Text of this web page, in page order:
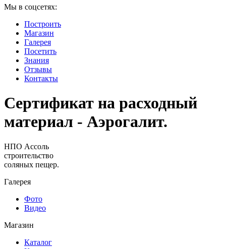
Мы в соцсетях:
Построить
Магазин
Галерея
Посетить
Знания
Отзывы
Контакты
Сертификат на расходный
материал - Аэрогалит.
НПО Ассоль
строительство
соляных пещер.
Галерея
Фото
Видео
Магазин
Каталог